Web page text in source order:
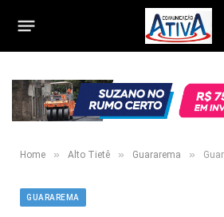
Home » Alto Tietê » Guararema » Guararema
GUARAREMA